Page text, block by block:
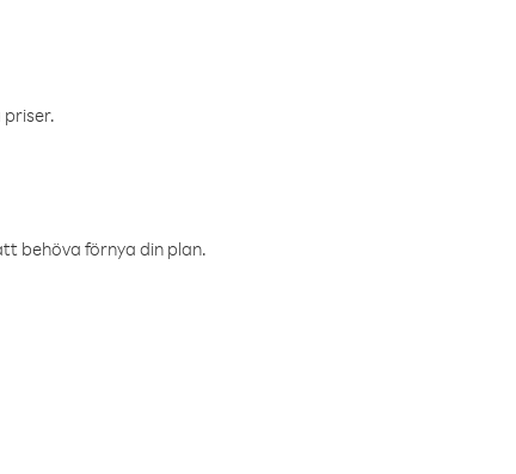
behöva förnya din plan.